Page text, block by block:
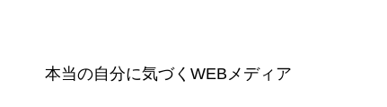
本当の自分に気づく WEBメディア